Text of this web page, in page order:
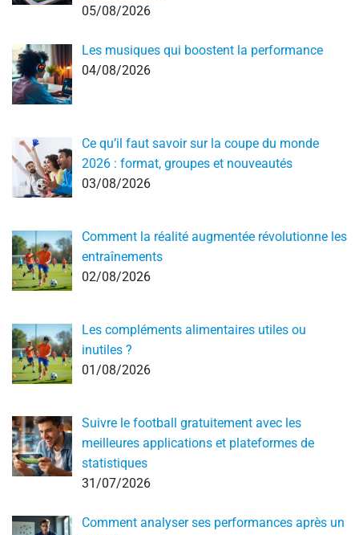
05/08/2026
Les musiques qui boostent la performance
04/08/2026
Ce qu’il faut savoir sur la coupe du monde
2026 : format, groupes et nouveautés
03/08/2026
Comment la réalité augmentée révolutionne les
entraînements
02/08/2026
Les compléments alimentaires utiles ou
inutiles ?
01/08/2026
Suivre le football gratuitement avec les
meilleures applications et plateformes de
statistiques
31/07/2026
Comment analyser ses performances après un